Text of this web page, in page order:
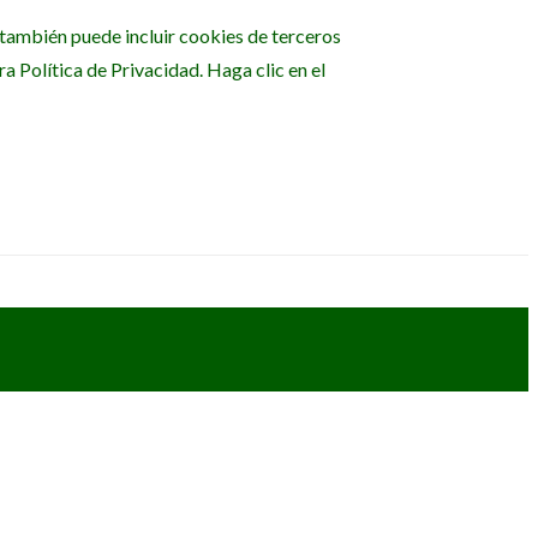
puede incluir cookies de terceros
Política de Privacidad. Haga clic en el